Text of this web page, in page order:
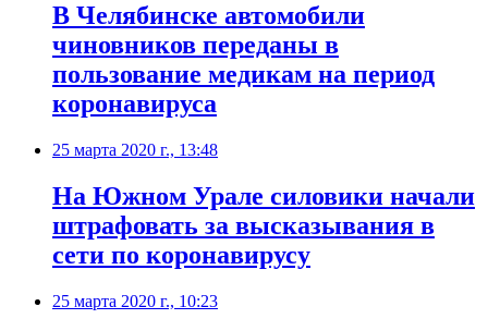
В Челябинске автомобили
чиновников переданы в
пользование медикам на период
коронавируса
25 марта 2020 г., 13:48
На Южном Урале силовики начали
штрафовать за высказывания в
сети по коронавирусу
25 марта 2020 г., 10:23